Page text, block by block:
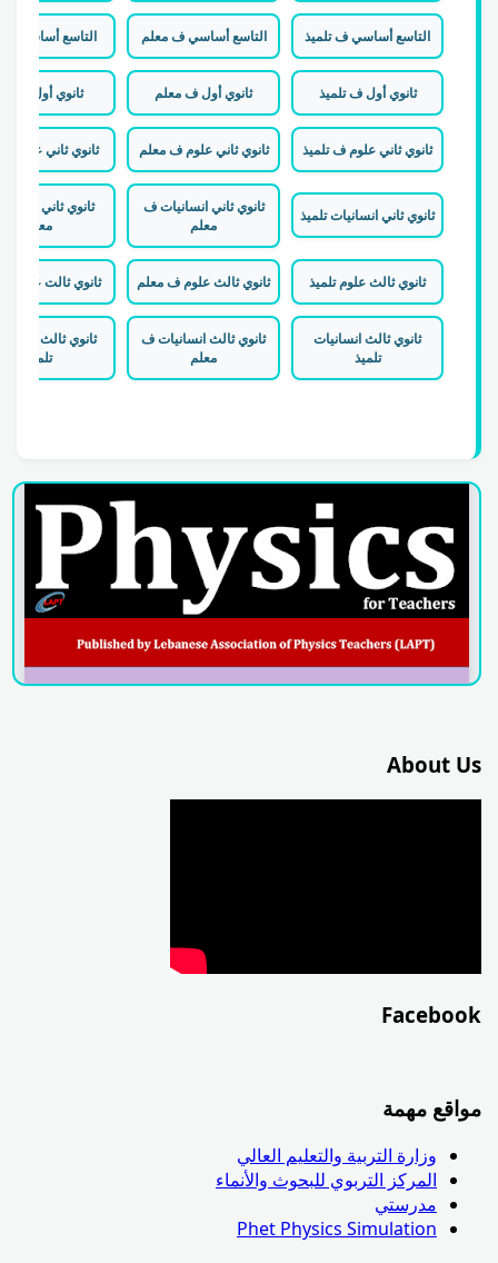
التاسع أساسي ف تلميذ التاسع أساسي ف معلم التاسع أساسي إ
ثانوي أول ف تلميذ ثانوي أول ف معلم ثانوي أول إ
ثانوي ثاني علوم ف تلميذ ثانوي ثاني علوم ف معلم ثانوي ثاني علوم إ
ثانوي ثاني انسانيات تلميذ
ثانوي ثاني انسانيات ف
معلم
ثانوي ثاني
معلم
ثانوي ثالث علوم تلميذ ثانوي ثالث علوم ف معلم ثانوي ثالت علوم إ
ثانوي ثالث انسانيات
تلميذ
ثانوي ثالث انسانيات ف
معلم
ثانوي ثالث
تلميذ
About Us
Facebook
مواقع مهمة
وزارة التربية والتعليم العالي
المركز التربوي للبحوث والأنماء
مدرستي
Phet Physics Simulation